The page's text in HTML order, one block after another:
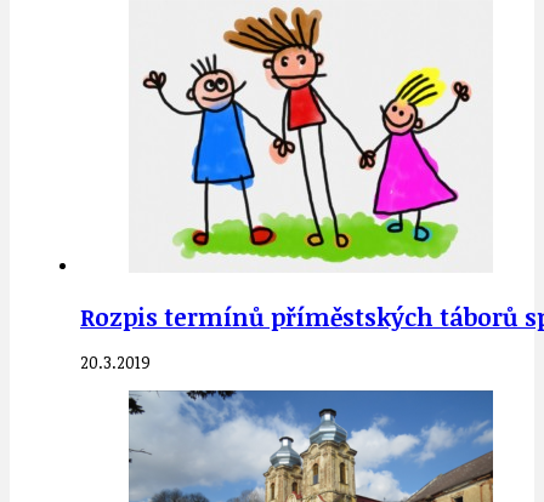
Rozpis termínů příměstských táborů
20.3.2019